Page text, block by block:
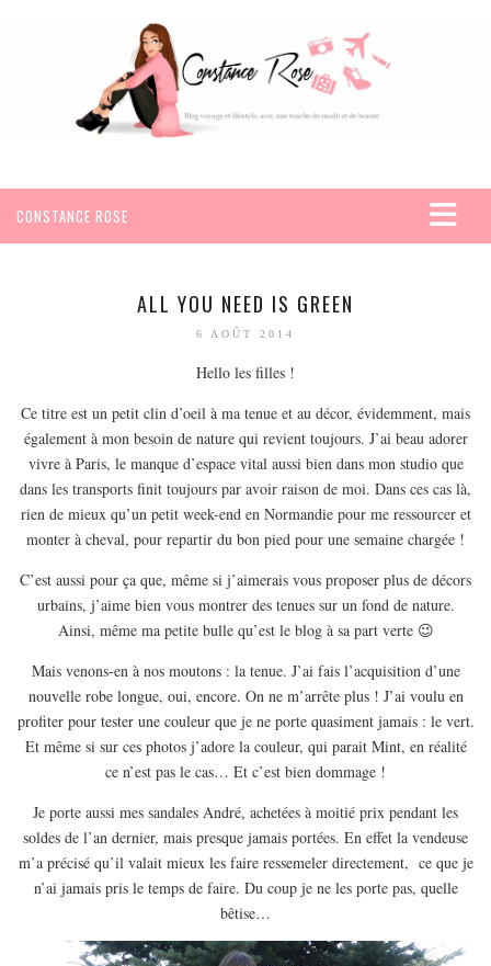
CONSTANCE ROSE
AMÉRIQUE
MEXIQUE
EUROPE
ESPAGNE
FRANCE
GRÈCE
HONGRIE
ITALIE
RÉPUBLIQUE TCHÈQUE
OCÉANIE
AUSTRALIE
ARTICLES PRATIQUES
YOGA
MON PROGRAMME DE YOGA EN LIGNE
AUTRES CATÉGORIES
ALL YOU NEED IS GREEN
6 AOÛT 2014
Hello les filles !
Ce titre est un petit clin d’oeil à ma tenue et au décor, évidemment, mais
également à mon besoin de nature qui revient toujours. J’ai beau adorer
vivre à Paris, le manque d’espace vital aussi bien dans mon studio que
dans les transports finit toujours par avoir raison de moi. Dans ces cas là,
rien de mieux qu’un petit week-end en Normandie pour me ressourcer et
monter à cheval, pour repartir du bon pied pour une semaine chargée !
C’est aussi pour ça que, même si j’aimerais vous proposer plus de décors
urbains, j’aime bien vous montrer des tenues sur un fond de nature.
Ainsi, même ma petite bulle qu’est le blog à sa part verte 😉
Mais venons-en à nos moutons : la tenue. J’ai fais l’acquisition d’une
nouvelle robe longue, oui, encore. On ne m’arrête plus ! J’ai voulu en
profiter pour tester une couleur que je ne porte quasiment jamais : le vert.
Et même si sur ces photos j’adore la couleur, qui parait Mint, en réalité
ce n’est pas le cas… Et c’est bien dommage !
Je porte aussi mes sandales André, achetées à moitié prix pendant les
soldes de l’an dernier, mais presque jamais portées. En effet la vendeuse
m’a précisé qu’il valait mieux les faire ressemeler directement, ce que je
n’ai jamais pris le temps de faire. Du coup je ne les porte pas, quelle
bêtise…